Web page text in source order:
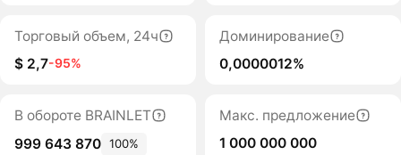
Торговый объем, 24ч
$ 2,7-95%
Доминирование
0,0000012%
В обороте BRAINLET
999 643 870 100%
Макс. предложение
1 000 000 000